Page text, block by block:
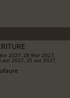
2027, 28 févr 2027,
2027, 25 avr 2027,